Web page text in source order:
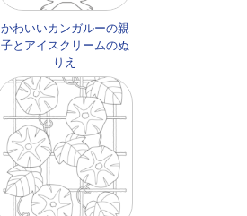
かわいいカンガルーの親
子とアイスクリームのぬ
りえ